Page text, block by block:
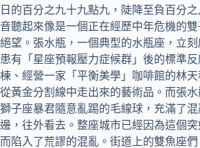
日的百分之九十九點九，陡降至負百分
音聽起來像是一個正在經歷中年危機的
絕望。張水瓶，一個典型的水瓶座，立
患有「星座預報壓力症候群」後的標準
棟、經營一家「平衡美學」咖啡館的林
從黃金分割線中走出來的藝術品。而張
獅子座暴君隨意亂踢的毛線球，充滿了
邊，往外看去。整座城市已經因為這個突
而陷入了荒謬的混亂。街道上的雙魚座